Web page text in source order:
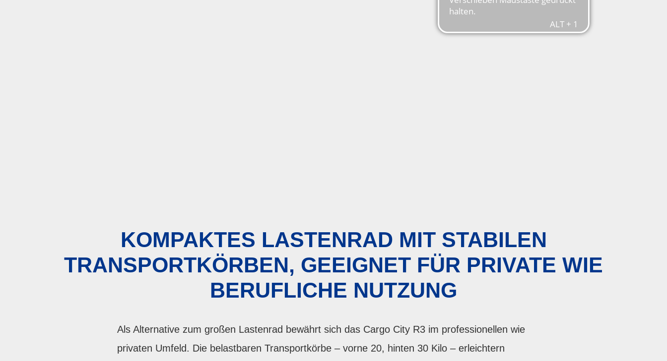
KOMPAKTES LASTENRAD MIT STABILEN
TRANSPORTKÖRBEN, GEEIGNET FÜR PRIVATE WIE
BERUFLICHE NUTZUNG
Als Alternative zum großen Lastenrad bewährt sich das Cargo City R3 im professionellen wie
privaten Umfeld. Die belastbaren Transportkörbe – vorne 20, hinten 30 Kilo – erleichtern